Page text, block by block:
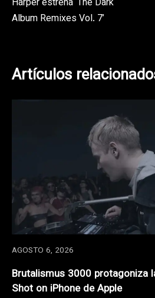
entradas
Harper estrena ‘The Dark
Album Remixes Vol. 7’
Artículos
AGOSTO 6, 2026
Brutalismus 3000 protagoniza
Shot on iPhone de Apple